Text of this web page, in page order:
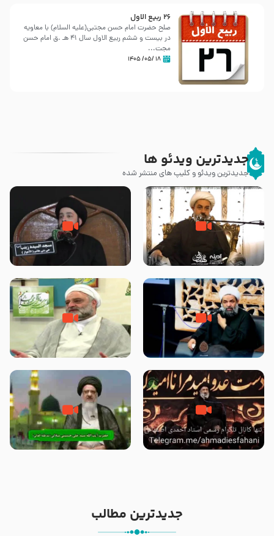
26 ربيع الاول
صلح حضرت امام حسن مجتبی(علیه السلام) با معاویه
در بیست و ششم ربیع الاول سال 41 هـ .ق امام حسن
مجت...
۱۸ /۰۵/ ۱۴۰۵
جدیدترین ویدئو ها
جدیدترین ویدئو و کلیپ های منتشر شده
چه کسانی پیامبر صلی الله علیه و
آله را مسموم کردند ؟ – حجت
رزیة الخمیس و اهانت برخی صحابه
به پیامبر اکرم (ص) چه اتفاقی رخ
بیرون انداختند ؟!!!!! – سید محمد
موسوی
رحلت یا شهادت پیامبر (صلی الله
علیه و آله) ؟ – حجت الاسلام
علت برتری پیامبر اسلام بر سایر
پیامبران از زبان امیرالمؤمنین
خیانت و جفا به پیامبر با بکار بردن
کلمه رحلت بجای شهادت – حجت
آیا پیامبر اکرم صلی الله علیه وآله
بدون وصیت از دنیا رفته ‌اند؟ – آیت
جدیدترین مطالب